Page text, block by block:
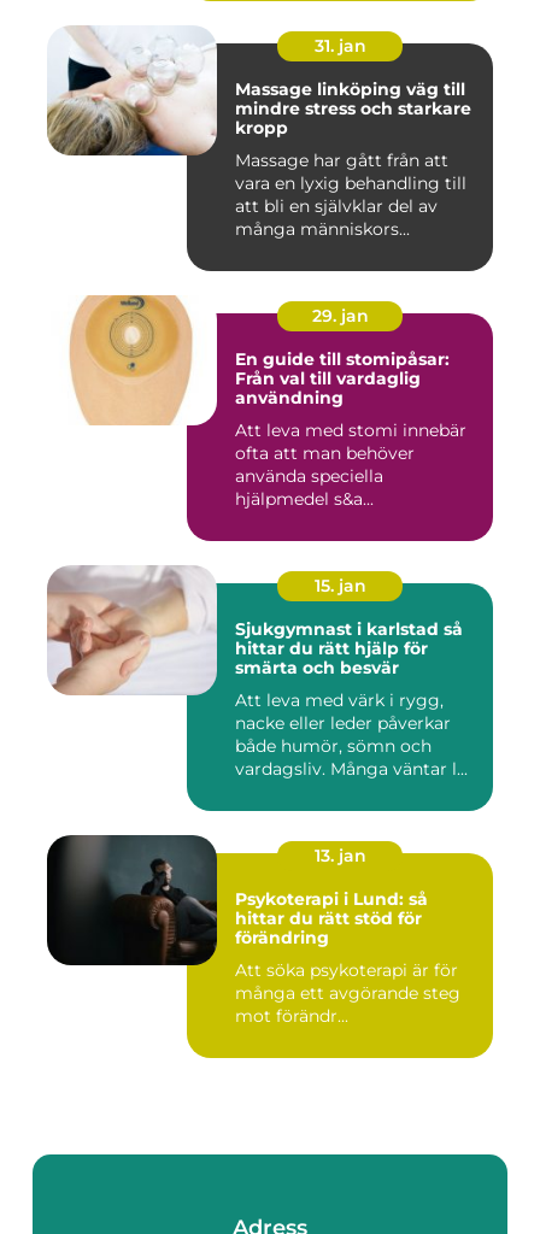
31. jan
Massage linköping väg till
mindre stress och starkare
kropp
Massage har gått från att
vara en lyxig behandling till
att bli en självklar del av
många människors...
29. jan
En guide till stomipåsar:
Från val till vardaglig
användning
Att leva med stomi innebär
ofta att man behöver
använda speciella
hjälpmedel s&a...
15. jan
Sjukgymnast i karlstad så
hittar du rätt hjälp för
smärta och besvär
Att leva med värk i rygg,
nacke eller leder påverkar
både humör, sömn och
vardagsliv. Många väntar l...
13. jan
Psykoterapi i Lund: så
hittar du rätt stöd för
förändring
Att söka psykoterapi är för
många ett avgörande steg
mot förändr...
Adress